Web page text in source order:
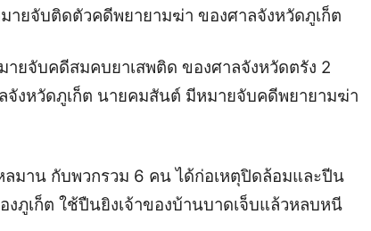
ายจับติดตัวคดีพยายามฆ่า ของศาลจังหวัดภูเก็ต
ยจับคดีสมคบยาเสพติด ของศาลจังหวัดตรัง 2
งหวัดภูเก็ต นายคมสันต์ มีหมายจับคดีพยายามฆ่า
มาน กับพวกรวม 6 คน ได้ก่อเหตุปิดล้อมและปีน
งภูเก็ต ใช้ปืนยิงเจ้าของบ้านบาดเจ็บแล้วหลบหนี